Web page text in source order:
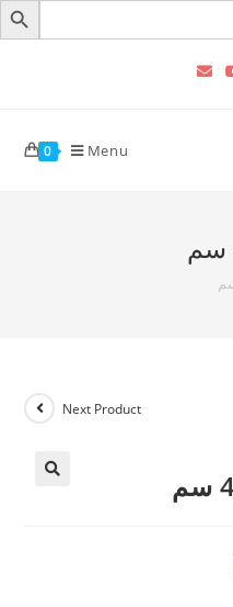
0 Menu
Next Product